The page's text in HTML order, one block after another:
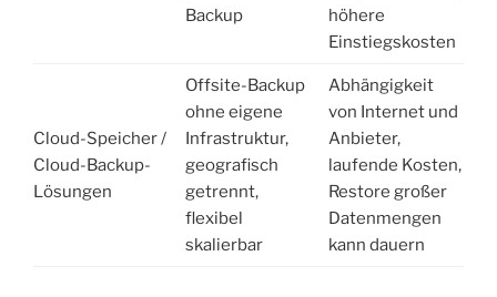
Backup
höhere
Einstiegskosten
Cloud-Speicher /
Cloud-Backup-
Lösungen
Offsite-Backup
ohne eigene
Infrastruktur,
geografisch
getrennt,
flexibel
skalierbar
Abhängigkeit
von Internet und
Anbieter,
laufende Kosten,
Restore großer
Datenmengen
kann dauern